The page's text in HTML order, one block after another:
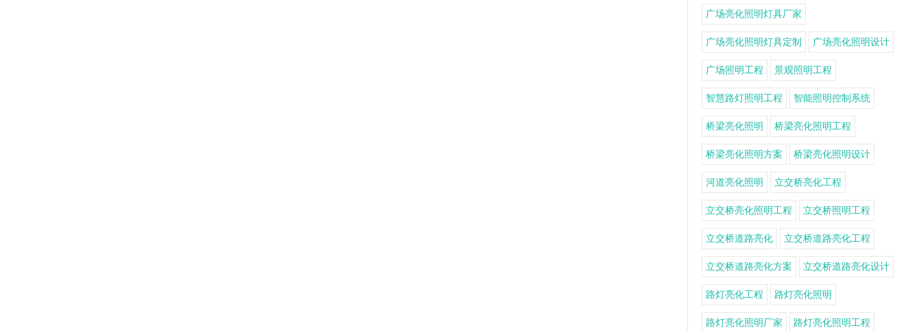
广场亮化照明灯具厂家
广场亮化照明灯具定制 广场亮化照明设计
广场照明工程 景观照明工程
智慧路灯照明工程 智能照明控制系统
桥梁亮化照明 桥梁亮化照明工程
桥梁亮化照明方案 桥梁亮化照明设计
河道亮化照明 立交桥亮化工程
立交桥亮化照明工程 立交桥照明工程
立交桥道路亮化 立交桥道路亮化工程
立交桥道路亮化方案 立交桥道路亮化设计
路灯亮化工程 路灯亮化照明
路灯亮化照明厂家 路灯亮化照明工程